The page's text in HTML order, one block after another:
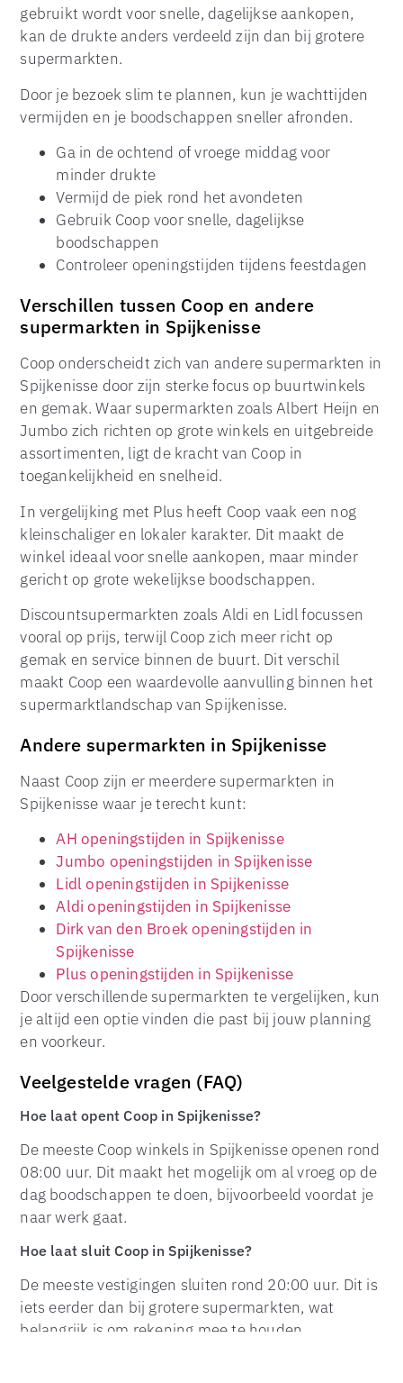
gebruikt wordt voor snelle, dagelijkse aankopen,
kan de drukte anders verdeeld zijn dan bij grotere
supermarkten.
Door je bezoek slim te plannen, kun je wachttijden
vermijden en je boodschappen sneller afronden.
Ga in de ochtend of vroege middag voor
minder drukte
Vermijd de piek rond het avondeten
Gebruik Coop voor snelle, dagelijkse
boodschappen
Controleer openingstijden tijdens feestdagen
Verschillen tussen Coop en andere
supermarkten in Spijkenisse
Coop onderscheidt zich van andere supermarkten in
Spijkenisse door zijn sterke focus op buurtwinkels
en gemak. Waar supermarkten zoals Albert Heijn en
Jumbo zich richten op grote winkels en uitgebreide
assortimenten, ligt de kracht van Coop in
toegankelijkheid en snelheid.
In vergelijking met Plus heeft Coop vaak een nog
kleinschaliger en lokaler karakter. Dit maakt de
winkel ideaal voor snelle aankopen, maar minder
gericht op grote wekelijkse boodschappen.
Discountsupermarkten zoals Aldi en Lidl focussen
vooral op prijs, terwijl Coop zich meer richt op
gemak en service binnen de buurt. Dit verschil
maakt Coop een waardevolle aanvulling binnen het
supermarktlandschap van Spijkenisse.
Andere supermarkten in Spijkenisse
Naast Coop zijn er meerdere supermarkten in
Spijkenisse waar je terecht kunt:
AH openingstijden in Spijkenisse
Jumbo openingstijden in Spijkenisse
Lidl openingstijden in Spijkenisse
Aldi openingstijden in Spijkenisse
Dirk van den Broek openingstijden in
Spijkenisse
Plus openingstijden in Spijkenisse
Door verschillende supermarkten te vergelijken, kun
je altijd een optie vinden die past bij jouw planning
en voorkeur.
Veelgestelde vragen (FAQ)
Hoe laat opent Coop in Spijkenisse?
De meeste Coop winkels in Spijkenisse openen rond
08:00 uur. Dit maakt het mogelijk om al vroeg op de
dag boodschappen te doen, bijvoorbeeld voordat je
naar werk gaat.
Hoe laat sluit Coop in Spijkenisse?
De meeste vestigingen sluiten rond 20:00 uur. Dit is
iets eerder dan bij grotere supermarkten, wat
belangrijk is om rekening mee te houden.